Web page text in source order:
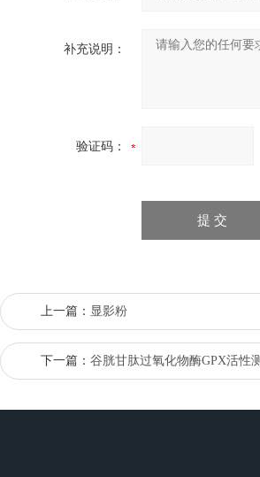
补充说明：
验证码：
上一篇： 显影粉
下一篇： 谷胱甘肽过氧化物酶GPX活性